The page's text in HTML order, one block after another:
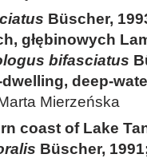
Büscher,
głębinowych
bifasciatus
deep-
Mierzeńska
coast of Lake
Büscher,